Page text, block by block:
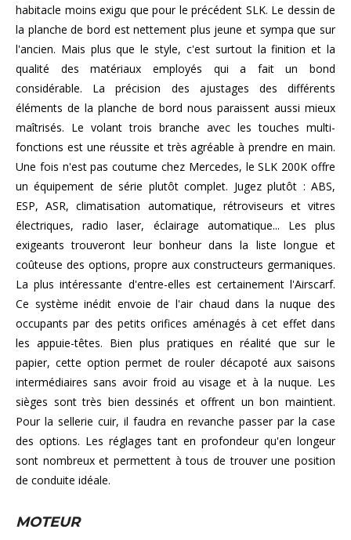
habitacle moins exigu que pour le précédent SLK. Le dessin de
la planche de bord est nettement plus jeune et sympa que sur
l'ancien. Mais plus que le style, c'est surtout la finition et la
qualité des matériaux employés qui a fait un bond
considérable. La précision des ajustages des différents
éléments de la planche de bord nous paraissent aussi mieux
maîtrisés. Le volant trois branche avec les touches multi-
fonctions est une réussite et très agréable à prendre en main.
Une fois n'est pas coutume chez Mercedes, le SLK 200K offre
un équipement de série plutôt complet. Jugez plutôt : ABS,
ESP, ASR, climatisation automatique, rétroviseurs et vitres
électriques, radio laser, éclairage automatique... Les plus
exigeants trouveront leur bonheur dans la liste longue et
coûteuse des options, propre aux constructeurs germaniques.
La plus intéressante d'entre-elles est certainement l'Airscarf.
Ce système inédit envoie de l'air chaud dans la nuque des
occupants par des petits orifices aménagés à cet effet dans
les appuie-têtes. Bien plus pratiques en réalité que sur le
papier, cette option permet de rouler décapoté aux saisons
intermédiaires sans avoir froid au visage et à la nuque. Les
sièges sont très bien dessinés et offrent un bon maintient.
Pour la sellerie cuir, il faudra en revanche passer par la case
des options. Les réglages tant en profondeur qu'en longeur
sont nombreux et permettent à tous de trouver une position
de conduite idéale.
MOTEUR